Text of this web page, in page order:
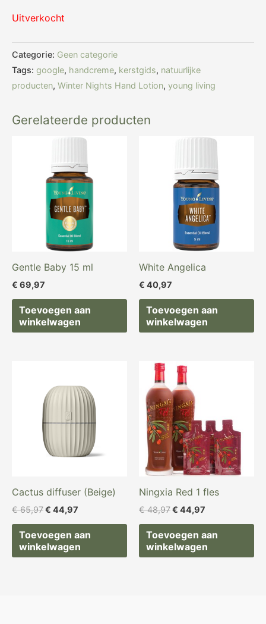
Uitverkocht
Categorie: Geen categorie
Tags: google, handcreme, kerstgids, natuurlijke
producten, Winter Nights Hand Lotion, young living
Gerelateerde producten
Gentle Baby 15 ml
€ 69,97
Toevoegen aan
winkelwagen
White Angelica
€ 40,97
Toevoegen aan
winkelwagen
Cactus diffuser (Beige)
€65,97
was:
€ 65,97.
€ 44,97
is:
€ 44,97.
Toevoegen aan
winkelwagen
Ningxia Red 1 fles
€48,97
Oorspronkelijke
prijs
was:
€ 48,97.
€ 44,97
Toevoegen aan
winkelwagen